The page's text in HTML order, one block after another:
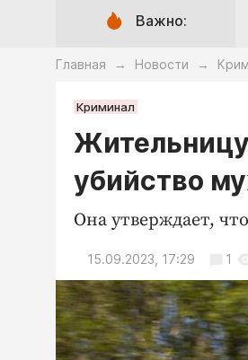
Важно:
Главная → Новости →
Криминал
Жительницу
убийство
Она утверждает,
15.09.2023, 17:29 1